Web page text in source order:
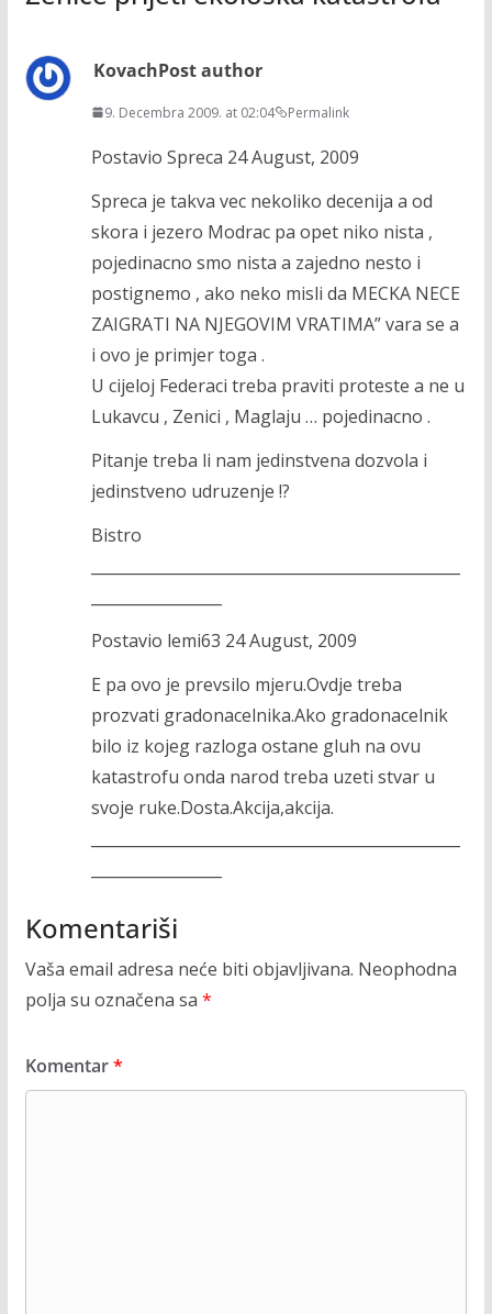
KovachPost author
9. Decembra 2009. at 02:04 Permalink
Postavio Spreca 24 August, 2009
Spreca je takva vec nekoliko decenija a od
skora i jezero Modrac pa opet niko nista ,
pojedinacno smo nista a zajedno nesto i
postignemo , ako neko misli da MECKA NECE
ZAIGRATI NA NJEGOVIM VRATIMA” vara se a
i ovo je primjer toga .
U cijeloj Federaci treba praviti proteste a ne u
Lukavcu , Zenici , Maglaju … pojedinacno .
Pitanje treba li nam jedinstvena dozvola i
jedinstveno udruzenje !?
Bistro
Postavio lemi63 24 August, 2009
E pa ovo je prevsilo mjeru.Ovdje treba
prozvati gradonacelnika.Ako gradonacelnik
bilo iz kojeg razloga ostane gluh na ovu
katastrofu onda narod treba uzeti stvar u
svoje ruke.Dosta.Akcija,akcija.
Komentariši
Vaša email adresa neće biti objavljivana. Neophodna
polja su označena sa *
Komentar*